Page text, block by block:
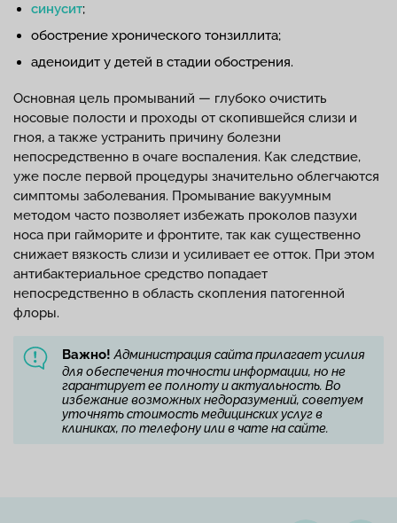
синусит;
обострение хронического тонзиллита;
аденоидит у детей в стадии обострения.
Основная цель промываний — глубоко очистить
носовые полости и проходы от скопившейся слизи и
гноя, а также устранить причину болезни
непосредственно в очаге воспаления. Как следствие,
уже после первой процедуры значительно облегчаются
симптомы заболевания. Промывание вакуумным
методом часто позволяет избежать проколов пазухи
носа при гайморите и фронтите, так как существенно
снижает вязкость слизи и усиливает ее отток. При этом
антибактериальное средство попадает
непосредственно в область скопления патогенной
флоры.
Важно! Администрация сайта прилагает усилия
для обеспечения точности информации, но не
гарантирует ее полноту и актуальность. Во
избежание возможных недоразумений, советуем
уточнять стоимость медицинских услуг в
клиниках, по телефону или в чате на сайте.